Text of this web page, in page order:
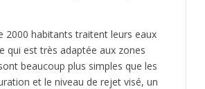
2000 habitants traitent leurs eaux
qui est très adaptée aux zones
beaucoup plus simples que les
et le niveau de rejet visé, un